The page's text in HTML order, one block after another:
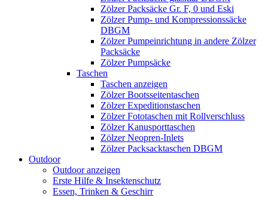
Zölzer Packsäcke Gr. F, 0 und Eski
Zölzer Pump- und Kompressionssäcke
DBGM
Zölzer Pumpeinrichtung in andere Zölzer
Packsäcke
Zölzer Pumpsäcke
Taschen
Taschen anzeigen
Zölzer Bootsseitentaschen
Zölzer Expeditionstaschen
Zölzer Fototaschen mit Rollverschluss
Zölzer Kanusporttaschen
Zölzer Neopren-Inlets
Zölzer Packsacktaschen DBGM
Outdoor
Outdoor anzeigen
Erste Hilfe & Insektenschutz
Essen, Trinken & Geschirr